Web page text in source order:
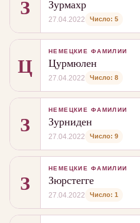
З Зурмахр
27.04.2022 Число: 5
Ц НЕМЕЦКИЕ ФАМИЛИИ
Цурмюлен
27.04.2022 Число: 8
З НЕМЕЦКИЕ ФАМИЛИИ
Зурниден
27.04.2022 Число: 9
З НЕМЕЦКИЕ ФАМИЛИИ
Зюрстегге
27.04.2022 Число: 1